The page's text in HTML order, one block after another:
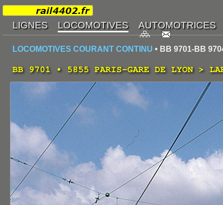
LOCOMOTIVES COURANT CONTINU • BB 9701-BB
BB 9701 • 5855 PARIS-GARE DE LYON >